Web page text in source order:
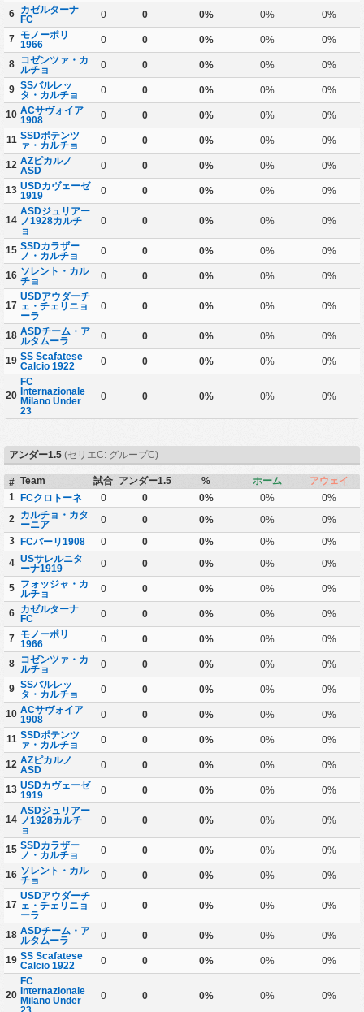
6
カゼルターナ
FC
0 0 0% 0% 0%
7
モノーポリ
1966
0 0 0% 0% 0%
8
コゼンツァ・カ
ルチョ
0 0 0% 0% 0%
9
SSバルレッ
タ・カルチョ
0 0 0% 0% 0%
10 ACサヴォイア
1908
0 0 0% 0% 0%
11 SSDポテンツ
ァ・カルチョ
0 0 0% 0% 0%
12 AZピカルノ
ASD
0 0 0% 0% 0%
13 USDカヴェーゼ
1919
0 0 0% 0% 0%
14
ASDジュリアー
ノ1928カルチ
ョ
0 0 0% 0% 0%
15 SSDカラザー
ノ・カルチョ
0 0 0% 0% 0%
16 ソレント・カル
チョ
0 0 0% 0% 0%
17
USDアウダーチ
ェ・チェリニョ
ーラ
0 0 0% 0% 0%
18 ASDチーム・ア
ルタムーラ
0 0 0% 0% 0%
19 SS Scafatese
Calcio 1922
0 0 0% 0% 0%
20
FC
Internazionale
Milano Under
23
0 0 0% 0% 0%
アンダー1.5 (セリエC: グループC)
# Team 試合 アンダー1.5 % ホーム アウェイ
1 FCクロトーネ 0 0 0% 0% 0%
2
カルチョ・カタ
ーニア
0 0 0% 0% 0%
3 FCバーリ1908 0 0 0% 0% 0%
4
USサレルニタ
ーナ1919
0 0 0% 0% 0%
5
フォッジャ・カ
ルチョ
0 0 0% 0% 0%
6
カゼルターナ
FC
0 0 0% 0% 0%
7
モノーポリ
1966
0 0 0% 0% 0%
8
コゼンツァ・カ
ルチョ
0 0 0% 0% 0%
9
SSバルレッ
タ・カルチョ
0 0 0% 0% 0%
10 ACサヴォイア
1908
0 0 0% 0% 0%
11 SSDポテンツ
ァ・カルチョ
0 0 0% 0% 0%
12 AZピカルノ
ASD
0 0 0% 0% 0%
13 USDカヴェーゼ
1919
0 0 0% 0% 0%
14
ASDジュリアー
ノ1928カルチ
ョ
0 0 0% 0% 0%
15 SSDカラザー
ノ・カルチョ
0 0 0% 0% 0%
16 ソレント・カル
チョ
0 0 0% 0% 0%
17
USDアウダーチ
ェ・チェリニョ
ーラ
0 0 0% 0% 0%
18 ASDチーム・ア
ルタムーラ
0 0 0% 0% 0%
19 SS Scafatese
Calcio 1922
0 0 0% 0% 0%
20
FC
Internazionale
Milano Under
0 0 0% 0% 0%